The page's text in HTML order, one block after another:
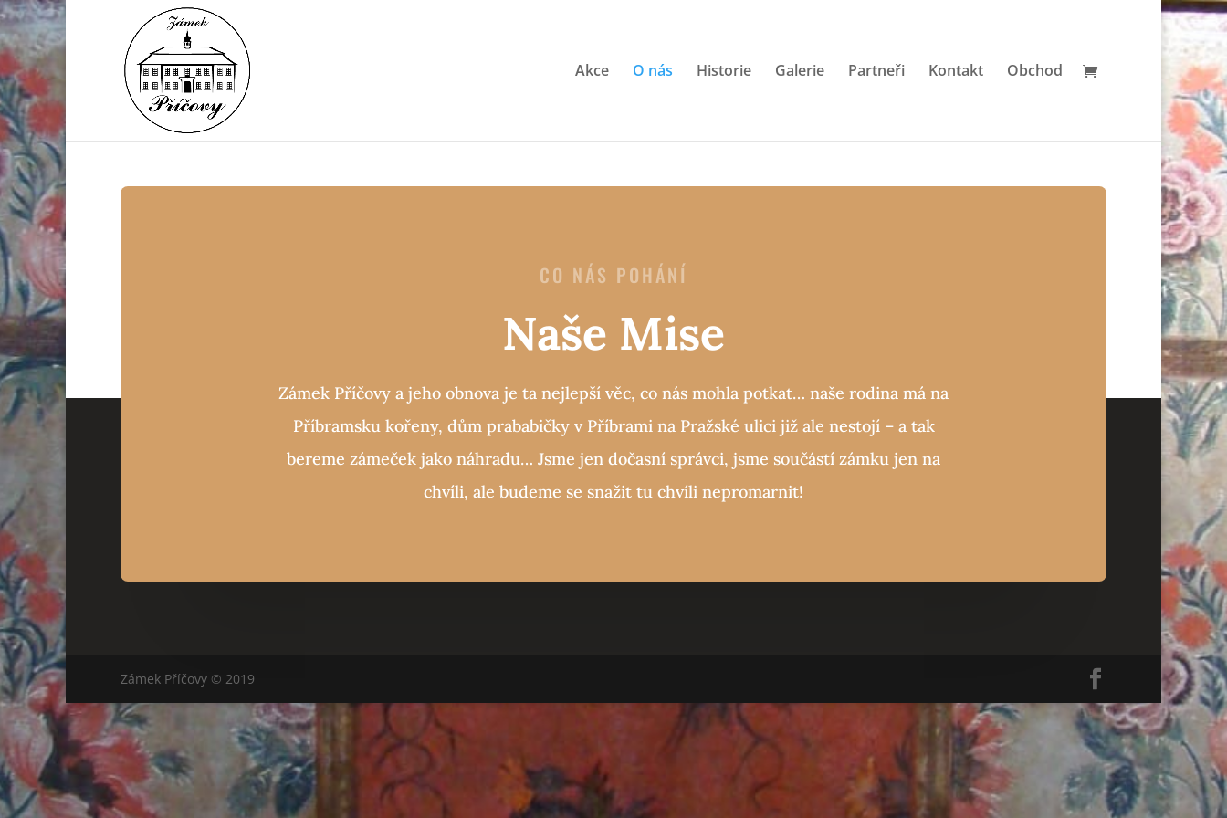
Akce O nás Historie Galerie Partneři Kontakt Obchod
CO NÁS POHÁNÍ
Naše Mise
Zámek Příčovy a jeho obnova je ta nejlepší věc, co nás mohla potkat… naše rodina má na
Příbramsku kořeny, dům prababičky v Příbrami na Pražské ulici již ale nestojí – a tak
bereme zámeček jako náhradu… Jsme jen dočasní správci, jsme součástí zámku jen na
chvíli, ale budeme se snažit tu chvíli nepromarnit!
Zámek Příčovy © 2019